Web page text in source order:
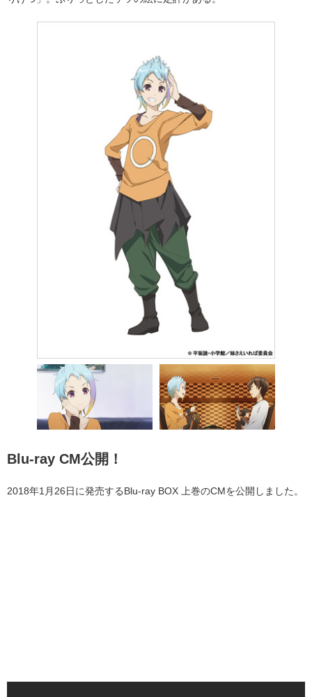
Blu-ray CM公開！
2018年1月26日に発売するBlu-ray BOX 上巻のCMを公開しました。